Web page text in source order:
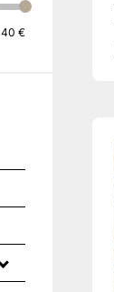
Prix
Prix
40 €